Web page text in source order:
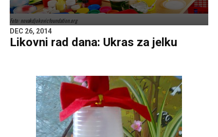
Foto: novakdjokovicfoundation.org
DEC 26, 2014
Likovni rad dana: Ukras za jelku